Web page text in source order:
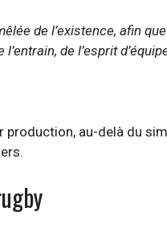
de l’existence, afin
de l’esprit
au-delà du